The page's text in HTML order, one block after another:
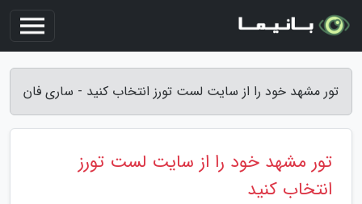
تور مشهد خود را از سایت لست تورز انتخاب کنید - ساری فان
تور مشهد خود را از سایت لست تورز
انتخاب کنید